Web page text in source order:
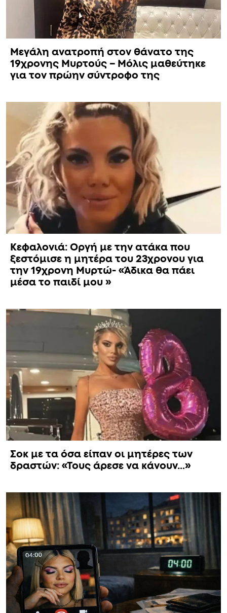
Μεγάλη ανατροπή στον θάνατο της
19χρονης Μυρτούς – Μόλις μαθεύτηκε
για τον πρώην σύντροφο της
Κεφαλονιά: Οργή με την ατάκα που
ξεστόμισε η μητέρα του 23χρονου για
την 19χρονη Μυρτώ- «Άδικα θα πάει
μέσα το παιδί μου »
Σοκ με τα όσα είπαν οι μητέρες των
δραστών: «Τους άρεσε να κάνουν…»